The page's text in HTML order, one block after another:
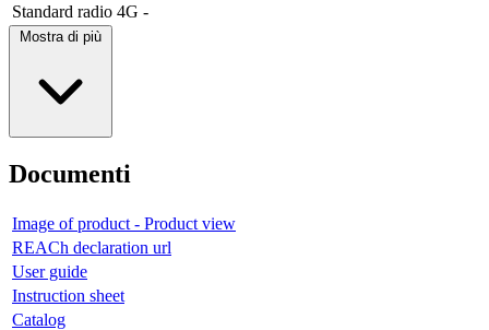
Standard radio 4G -
Mostra di più
Documenti
Image of product - Product view
REACh declaration url
User guide
Instruction sheet
Catalog